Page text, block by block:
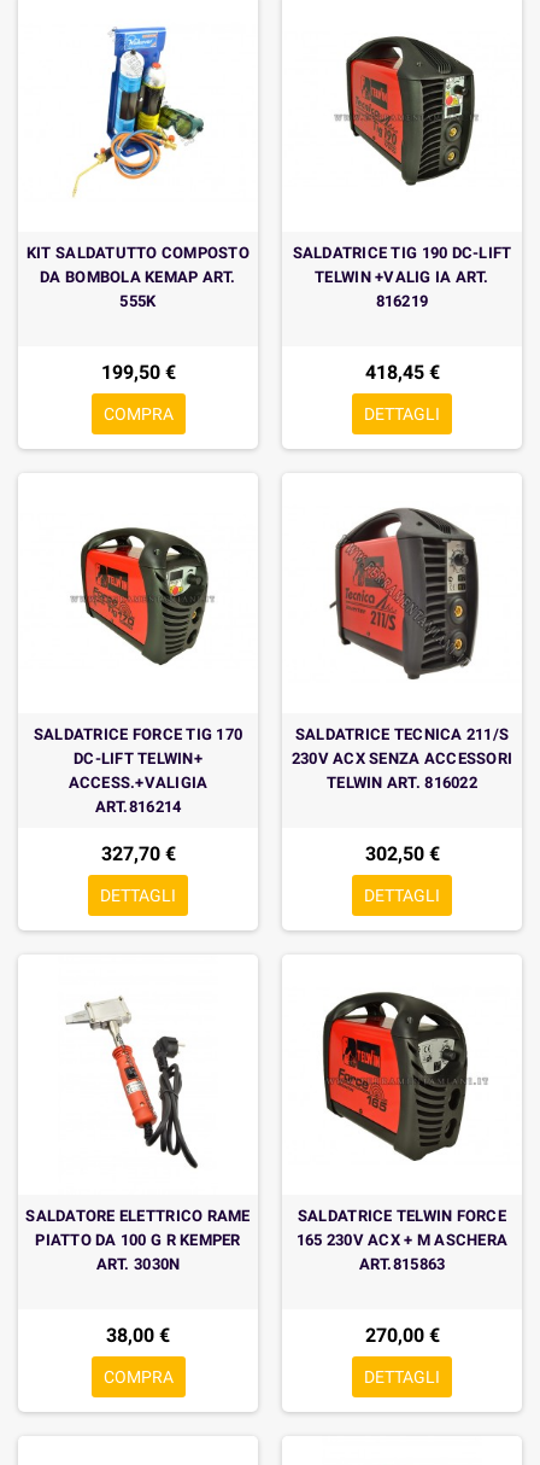
KIT SALDATUTTO COMPOSTO
DA BOMBOLA KEMAP ART.
555K
199,50 €
COMPRA
SALDATRICE TIG 190 DC-LIFT
TELWIN +VALIG IA ART.
816219
418,45 €
DETTAGLI
SALDATRICE FORCE TIG 170
DC-LIFT TELWIN+
ACCESS.+VALIGIA
ART.816214
327,70 €
DETTAGLI
SALDATRICE TECNICA 211/S
230V ACX SENZA ACCESSORI
TELWIN ART. 816022
302,50 €
DETTAGLI
SALDATORE ELETTRICO RAME
PIATTO DA 100 G R KEMPER
ART. 3030N
38,00 €
COMPRA
SALDATRICE TELWIN FORCE
165 230V ACX + M ASCHERA
ART.815863
270,00 €
DETTAGLI